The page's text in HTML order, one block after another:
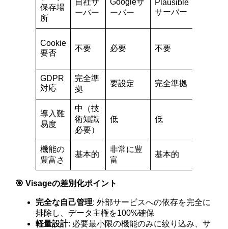
保存場
所
自社サ
ーバー
Googleサ
ーバー
Plausible
サーバー
Cookie
要否
不要 必要 不要
GDPR
対応
完全準
拠
要設定 完全準拠
導入難
易度
中（技
術知識
必要）
低 低
機能の
豊富さ
基本的
非常に豊
富
基本的
🎯 Visageの差別化ポイント
完全な自己管理: 外部サービスへの依存を完全に
排除し、データ主権を100%確保
軽量設計: 必要最小限の機能のみに絞り込み、サ